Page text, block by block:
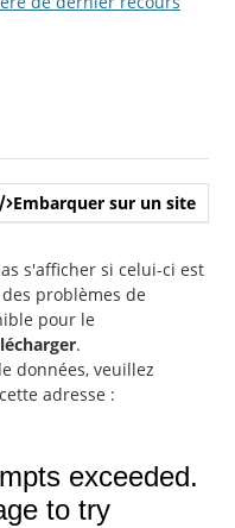
Embarquer sur un site
s'afficher si celui-ci est
problèmes de
pour le
.
données, veuillez
adresse :